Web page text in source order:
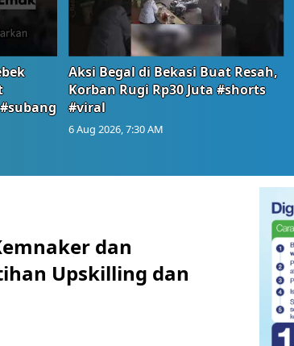
Aksi Begal di Bekasi Buat Resah,
Korban Rugi Rp30 Juta #shorts
#viral
6 Aug 2026, 7:30 AM
dan
Upskilling dan